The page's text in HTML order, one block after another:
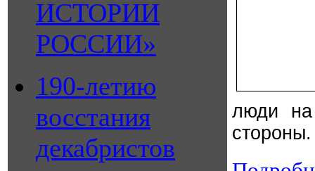
ИСТОРИИ
РОССИИ»
190-летию
восстания
декабристов
люди на
стороны.